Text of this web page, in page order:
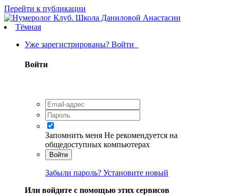
Перейти к публикации
Тёмная
Уже зарегистрированы? Войти
Войти
Запомнить меня Не рекомендуется на
общедоступных компьютерах
Войти
Забыли пароль? Установите новый
Или войдите с помощью этих сервисов